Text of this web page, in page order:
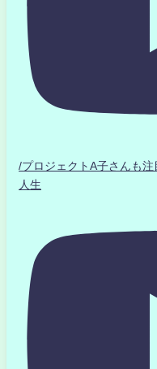
/プロジェクトA子さんも
人生